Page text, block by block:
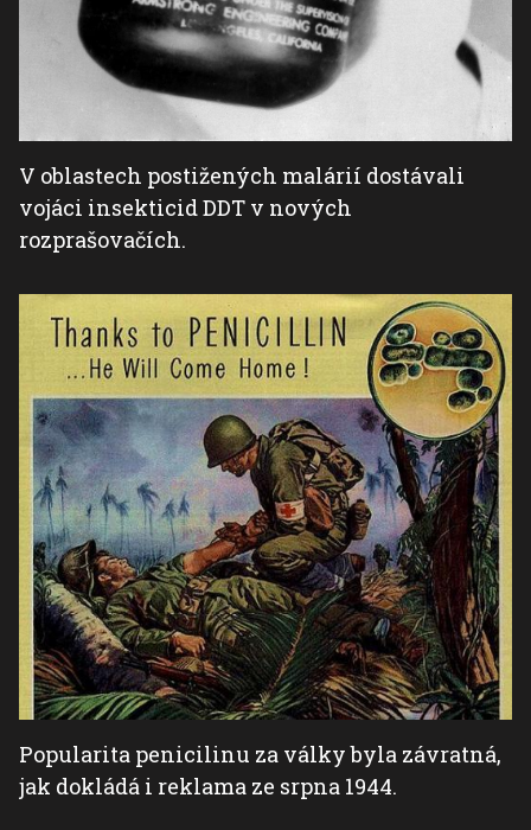
V oblastech postižených malárií dostávali
vojáci insekticid DDT v nových
rozprašovačích.
Popularita penicilinu za války byla závratná,
jak dokládá i reklama ze srpna 1944.